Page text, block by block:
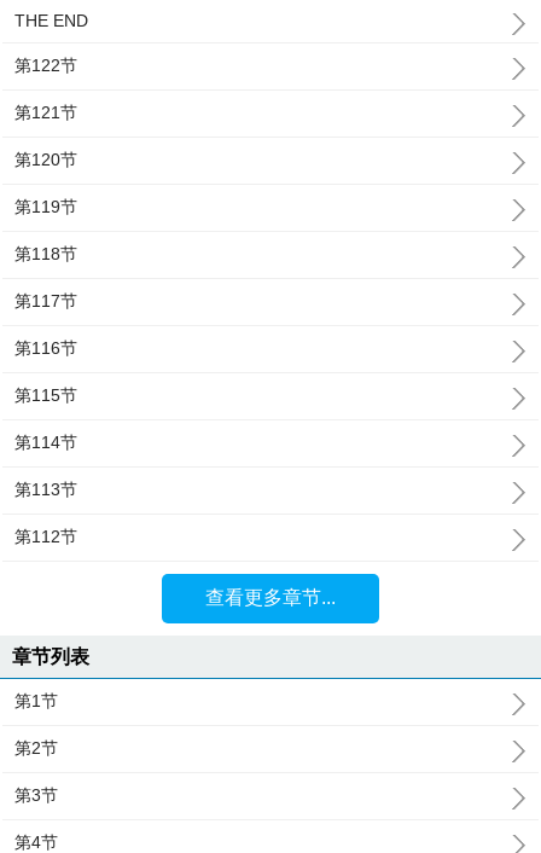
THE END
第122节
第121节
第120节
第119节
第118节
第117节
第116节
第115节
第114节
第113节
第112节
查看更多章节...
章节列表
第1节
第2节
第3节
第4节